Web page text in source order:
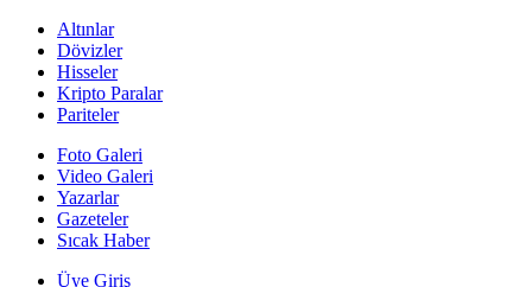
Altınlar
Dövizler
Hisseler
Kripto Paralar
Pariteler
Foto Galeri
Video Galeri
Yazarlar
Gazeteler
Sıcak Haber
Üye Giriş